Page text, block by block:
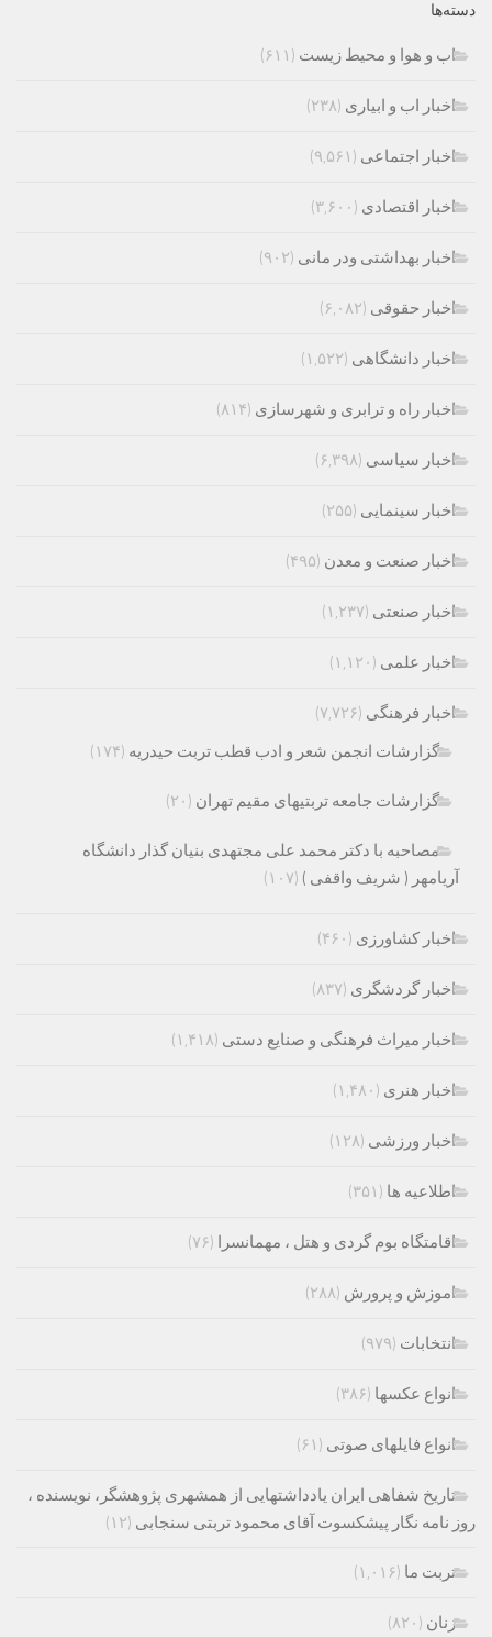
دسته‌ها
اب و هوا و محیط زیست (۶۱۱)
اخبار اب و ابیاری (۲۳۸)
اخبار اجتماعی (۹,۵۶۱)
اخبار اقتصادی (۳,۶۰۰)
اخبار بهداشتی ودر مانی (۹۰۲)
اخبار حقوقی (۶,۰۸۲)
اخبار دانشگاهی (۱,۵۲۲)
اخبار راه و ترابری و شهرسازی (۸۱۴)
اخبار سیاسی (۶,۳۹۸)
اخبار سینمایی (۲۵۵)
اخبار صنعت و معدن (۴۹۵)
اخبار صنعتی (۱,۲۳۷)
اخبار علمی (۱,۱۲۰)
اخبار فرهنگی (۷,۷۲۶)
گزارشات انجمن شعر و ادب قطب تربت حیدریه (۱۷۴)
گزارشات جامعه تربتیهای مقیم تهران (۲۰)
مصاحبه با دکتر محمد علی مجتهدی بنیان گذار دانشگاه
آریامهر ( شریف واقفی ) (۱۰۷)
اخبار کشاورزی (۴۶۰)
اخبار گردشگری (۸۳۷)
اخبار میراث فرهنگی و صنایع دستی (۱,۴۱۸)
اخبار هنری (۱,۴۸۰)
اخبار ورزشی (۱۲۸)
اطلاعیه ها (۳۵۱)
اقامتگاه بوم گردی و هتل ، مهمانسرا (۷۶)
اموزش و پرورش (۲۸۸)
انتخابات (۹۷۹)
انواع عکسها (۳۸۶)
انواع فایلهای صوتی (۶۱)
تاریخ شفاهی ایران یادداشتهایی از همشهری پژوهشگر، نویسنده ،
روز نامه نگار پیشکسوت آقای محمود تربتی سنجابی (۱۲)
تربت ما (۱,۰۱۶)
زنان (۸۲۰)